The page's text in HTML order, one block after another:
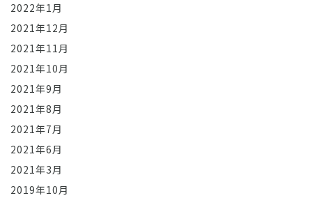
2022年1月
2021年12月
2021年11月
2021年10月
2021年9月
2021年8月
2021年7月
2021年6月
2021年3月
2019年10月